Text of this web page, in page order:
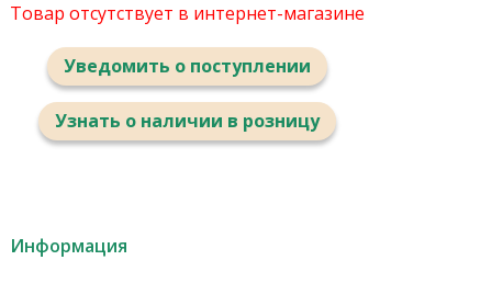
Товар отсутствует в интернет-магазине
Уведомить о поступлении
Узнать о наличии в розницу
Информация